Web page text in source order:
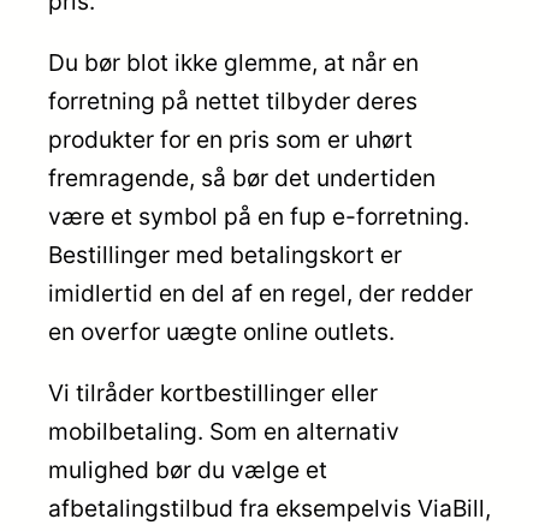
Du bør blot ikke glemme, at når en
forretning på nettet tilbyder deres
produkter for en pris som er uhørt
fremragende, så bør det undertiden
være et symbol på en fup e-forretning.
Bestillinger med betalingskort er
imidlertid en del af en regel, der redder
en overfor uægte online outlets.
Vi tilråder kortbestillinger eller
mobilbetaling. Som en alternativ
mulighed bør du vælge et
afbetalingstilbud fra eksempelvis ViaBill,